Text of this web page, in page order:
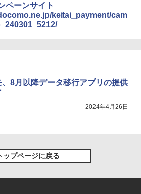
ーンサイト
keitai_payment/cam
、8月以降データ移行アプリの提供
2024年4月26日
ップページに戻る